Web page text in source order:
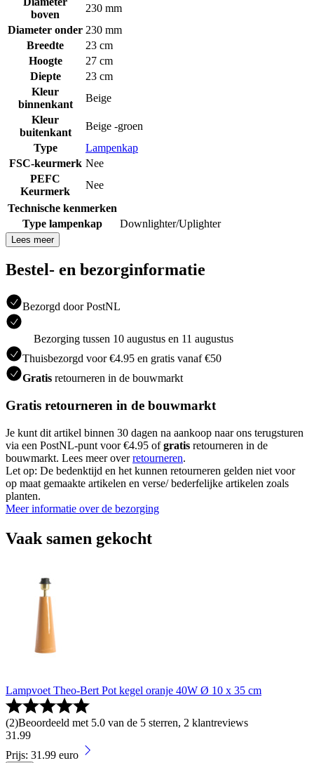
boven
230 mm
Diameter onder 230 mm
Breedte
23 cm
Hoogte
27 cm
Diepte
23 cm
Kleur
binnenkant
Beige
Kleur
buitenkant
Beige -groen
Type
Lampenkap
FSC-keurmerk Nee
PEFC
Keurmerk
Nee
Technische kenmerken
Type lampenkap
Downlighter/Uplighter
Lees meer
Bestel- en bezorginformatie
Bezorgd door PostNL
Bezorging tussen 10 augustus en 11 augustus
Thuisbezorgd voor €4.95 en gratis vanaf €50
Gratis retourneren in de bouwmarkt
Gratis retourneren in de bouwmarkt
Je kunt dit artikel binnen 30 dagen na aankoop naar ons terugsturen
via een PostNL-punt voor €4.95 ofgratis retourneren in de
bouwmarkt. Lees meer overretourneren.
Let op: De bedenktijd en het kunnen retourneren gelden niet voor
op maat gemaakte artikelen en verse/ bederfelijke artikelen zoals
planten.
Meer informatie over de bezorging
Vaak samen gekocht
Lampvoet Theo-Bert Pot kegel oranje 40W Ø 10 x 35 cm
(2)Beoordeeld met 5.0 van de 5 sterren, 2 klantreviews
31 .99
Prijs: 31.99 euro